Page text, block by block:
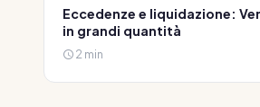
Eccedenze e liquidazione:
in grandi quantità
2 min